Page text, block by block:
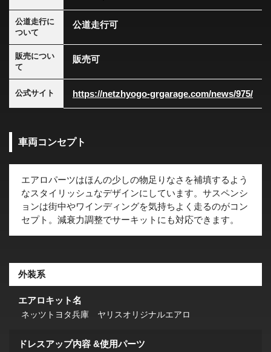
公道走行に
ついて
公道走行可
販売につい
て
販売可
公式サイト https://netzhyogo-grgarage.com/news/975/
車両コンセプト
エアロパーツはほんの少しの物足りなさを補填するよう
なスタイリッシュなデザインにしています。サスペンシ
ョンは街中やワインディングを気持ちよく走るのがコン
セプト。減衰力調整でサーキットにも対応できます。
外装系
エアロキット名
ネッツトヨタ兵庫 ヤリスオリジナルエアロ
ドレスアップ内容 &使用パーツ